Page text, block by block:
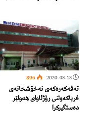
2020-03-13
896
ته‌قه‌كه‌ره‌كه‌ی نه‌خۆشخانه‌ی
فریاكه‌وتنی رۆژئاوای هه‌ولێر
ده‌ستگیركرا